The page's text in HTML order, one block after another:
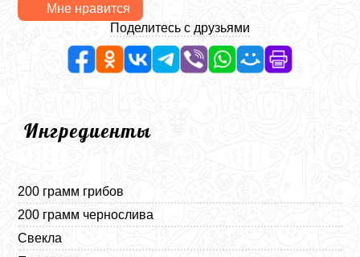
Мне нравится
Поделитесь с друзьями
Ингредиенты
200 грамм грибов
200 грамм чернослива
Свекла